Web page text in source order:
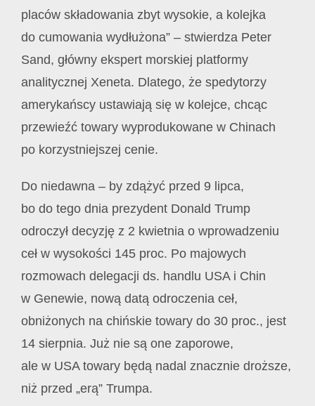
placów składowania zbyt wysokie, a kolejka
do cumowania wydłużona” – stwierdza Peter
Sand, główny ekspert morskiej platformy
analitycznej Xeneta. Dlatego, że spedytorzy
amerykańscy ustawiają się w kolejce, chcąc
przewieźć towary wyprodukowane w Chinach
po korzystniejszej cenie.
Do niedawna – by zdążyć przed 9 lipca,
bo do tego dnia prezydent Donald Trump
odroczył decyzję z 2 kwietnia o wprowadzeniu
ceł w wysokości 145 proc. Po majowych
rozmowach delegacji ds. handlu USA i Chin
w Genewie, nową datą odroczenia ceł,
obniżonych na chińskie towary do 30 proc., jest
14 sierpnia. Już nie są one zaporowe,
ale w USA towary będą nadal znacznie droższe,
niż przed „erą” Trumpa.